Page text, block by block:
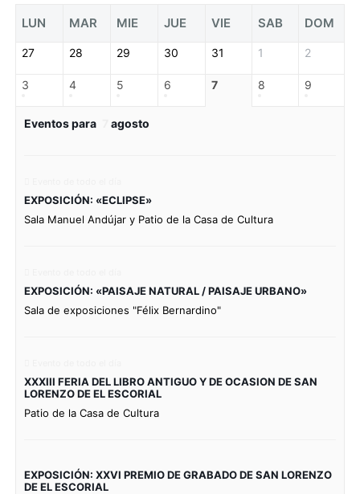
LUN MAR MIE JUE VIE SAB DOM
27 28 29 30 31 1 2
3 4 5 6 7 8 9
Eventos para agosto
EXPOSICIÓN: «ECLIPSE»
Sala Manuel Andújar y Patio de la Casa de Cultura
EXPOSICIÓN: «PAISAJE NATURAL / PAISAJE URBANO»
Sala de exposiciones "Félix Bernardino"
XXXIII FERIA DEL LIBRO ANTIGUO Y DE OCASION DE SAN
LORENZO DE EL ESCORIAL
Patio de la Casa de Cultura
EXPOSICIÓN: XXVI PREMIO DE GRABADO DE SAN LORENZO
DE EL ESCORIAL